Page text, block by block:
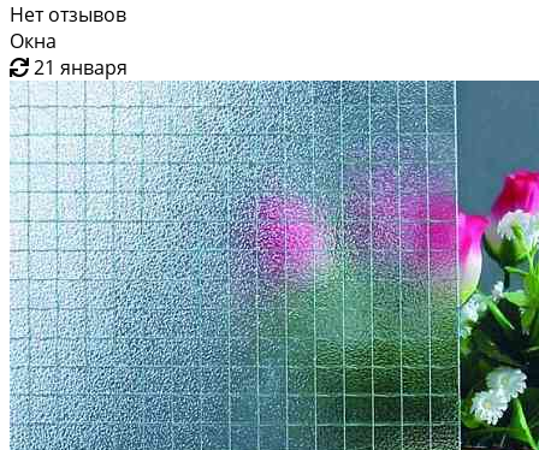
Нет отзывов
Окна
21 января